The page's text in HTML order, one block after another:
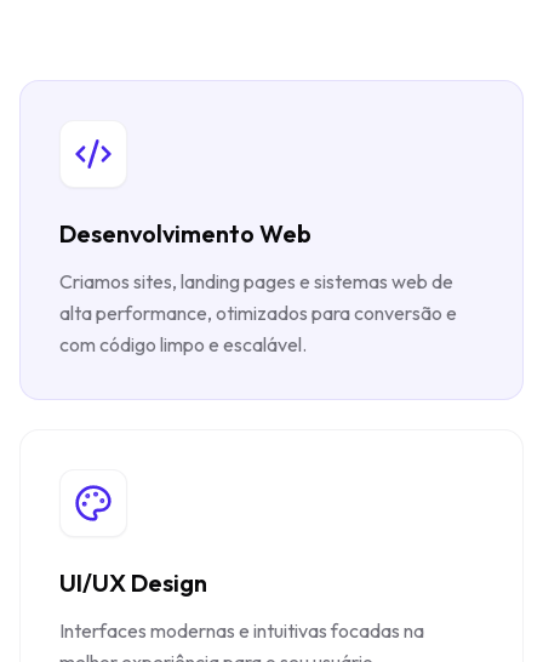
Desenvolvimento Web
Criamos sites, landing pages e sistemas web de
alta performance, otimizados para conversão e
com código limpo e escalável.
UI/UX Design
Interfaces modernas e intuitivas focadas na